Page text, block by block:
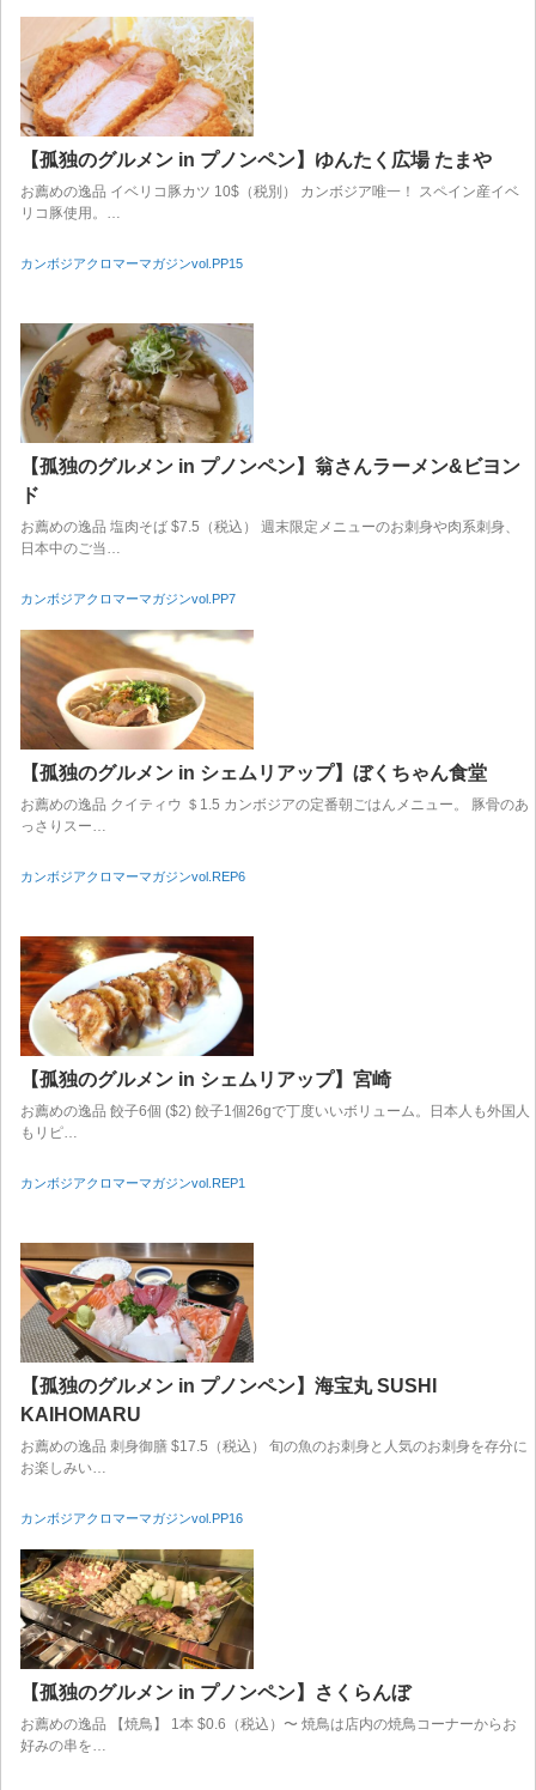
【孤独のグルメン in プノンペン】ゆんたく広場 たまや
お薦めの逸品 イベリコ豚カツ 10$（税別） カンボジア唯一！ スペイン産イベ
リコ豚使用。…
カンボジアクロマーマガジンvol.PP15
【孤独のグルメン in プノンペン】翁さんラーメン&ビヨン
ド
お薦めの逸品 塩肉そば $7.5（税込） 週末限定メニューのお刺身や肉系刺身、
日本中のご当…
カンボジアクロマーマガジンvol.PP7
【孤独のグルメン in シェムリアップ】ぼくちゃん食堂
お薦めの逸品 クイティウ ＄1.5 カンボジアの定番朝ごはんメニュー。 豚骨のあ
っさりスー…
カンボジアクロマーマガジンvol.REP6
【孤独のグルメン in シェムリアップ】宮崎
お薦めの逸品 餃子6個 ($2) 餃子1個26gで丁度いいボリューム。日本人も外国人
もリピ…
カンボジアクロマーマガジンvol.REP1
【孤独のグルメン in プノンペン】海宝丸 SUSHI
KAIHOMARU
お薦めの逸品 刺身御膳 $17.5（税込） 旬の魚のお刺身と人気のお刺身を存分に
お楽しみい…
カンボジアクロマーマガジンvol.PP16
【孤独のグルメン in プノンペン】さくらんぼ
お薦めの逸品 【焼鳥】 1本 $0.6（税込）〜 焼鳥は店内の焼鳥コーナーからお
好みの串を…